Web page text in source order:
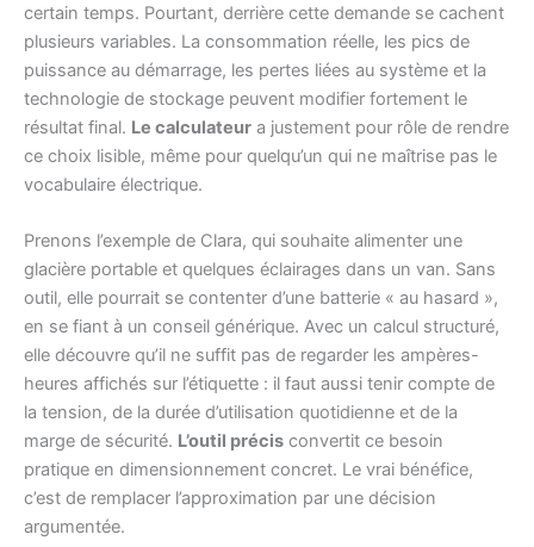
certain temps. Pourtant, derrière cette demande se cachent
plusieurs variables. La consommation réelle, les pics de
puissance au démarrage, les pertes liées au système et la
technologie de stockage peuvent modifier fortement le
résultat final. Le calculateur a justement pour rôle de rendre
ce choix lisible, même pour quelqu’un qui ne maîtrise pas le
vocabulaire électrique.
Prenons l’exemple de Clara, qui souhaite alimenter une
glacière portable et quelques éclairages dans un van. Sans
outil, elle pourrait se contenter d’une batterie « au hasard »,
en se fiant à un conseil générique. Avec un calcul structuré,
elle découvre qu’il ne suffit pas de regarder les ampères-
heures affichés sur l’étiquette : il faut aussi tenir compte de
la tension, de la durée d’utilisation quotidienne et de la
marge de sécurité. L’outil précis convertit ce besoin
pratique en dimensionnement concret. Le vrai bénéfice,
c’est de remplacer l’approximation par une décision
argumentée.